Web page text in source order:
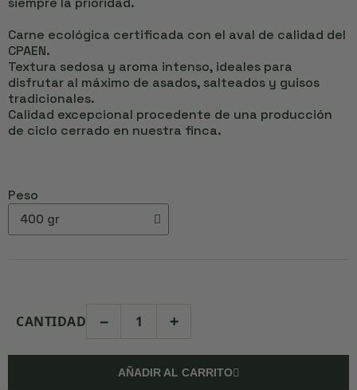
Carne ecológica certificada con el aval de calidad del
CPAEN.
Textura sedosa y aroma intenso, ideales para
disfrutar al máximo de asados, salteados y guisos
tradicionales.
Calidad excepcional procedente de una producción
de ciclo cerrado en nuestra finca.
Peso
CANTIDAD − +
AÑADIR AL CARRITO